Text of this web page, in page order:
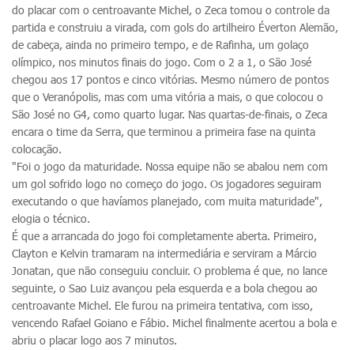
do placar com o centroavante Michel, o Zeca tomou o controle da
partida e construiu a virada, com gols do artilheiro Éverton Alemão,
de cabeça, ainda no primeiro tempo, e de Rafinha, um golaço
olímpico, nos minutos finais do jogo. Com o 2 a 1, o São José
chegou aos 17 pontos e cinco vitórias. Mesmo número de pontos
que o Veranópolis, mas com uma vitória a mais, o que colocou o
São José no G4, como quarto lugar. Nas quartas-de-finais, o Zeca
encara o time da Serra, que terminou a primeira fase na quinta
colocação.
"Foi o jogo da maturidade. Nossa equipe não se abalou nem com
um gol sofrido logo no começo do jogo. Os jogadores seguiram
executando o que havíamos planejado, com muita maturidade",
elogia o técnico.
É que a arrancada do jogo foi completamente aberta. Primeiro,
Clayton e Kelvin tramaram na intermediária e serviram a Márcio
Jonatan, que não conseguiu concluir. O problema é que, no lance
seguinte, o Sao Luiz avançou pela esquerda e a bola chegou ao
centroavante Michel. Ele furou na primeira tentativa, com isso,
vencendo Rafael Goiano e Fábio. Michel finalmente acertou a bola e
abriu o placar logo aos 7 minutos.